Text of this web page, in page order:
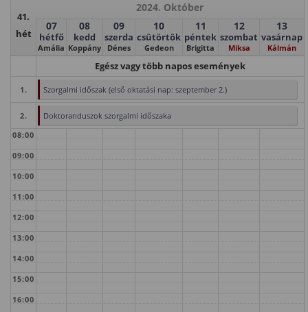
41.
hét
2024. Október
07
hétfő
Amália
08
kedd
Koppány
09
szerda
Dénes
10
csütörtök
Gedeon
11
péntek
Brigitta
12
szombat
Miksa
13
vasárnap
Kálmán
Egész vagy több napos események
1. Szorgalmi időszak (első oktatási nap: szeptember 2.)
2.
Doktoranduszok szorgalmi időszaka
08:00
09:00
10:00
11:00
12:00
13:00
14:00
15:00
16:00